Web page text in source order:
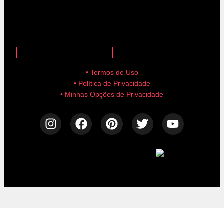
• Termos de Uso
• Política de Privacidade
• Minhas Opções de Privacidade